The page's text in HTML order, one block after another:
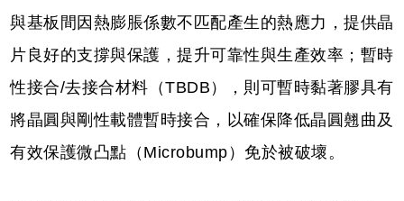
與基板間因熱膨脹係數不匹配產生的熱應力，提供晶
片良好的支撐與保護，提升可靠性與生產效率；暫時
性接合/去接合材料（TBDB），則可暫時黏著膠具有
將晶圓與剛性載體暫時接合，以確保降低晶圓翹曲及
有效保護微凸點（Microbump）免於被破壞。